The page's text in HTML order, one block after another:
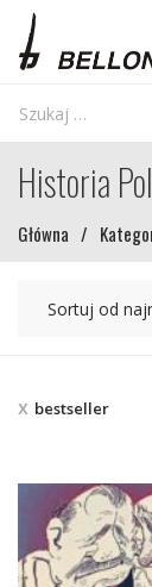
Historia
Główna /
bestseller